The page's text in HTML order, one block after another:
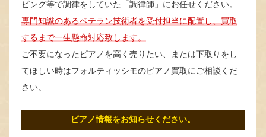
ビング等で調律をしていた「調律師」にお任せください。
専門知識のあるベテラン技術者を受付担当に配置し、買取
するまで一生懸命対応致します。
ご不要になったピアノを高く売りたい、または下取りをし
てほしい時はフォルティッシモのピアノ買取にご相談くだ
さい。
ピアノ情報をお知らせください。